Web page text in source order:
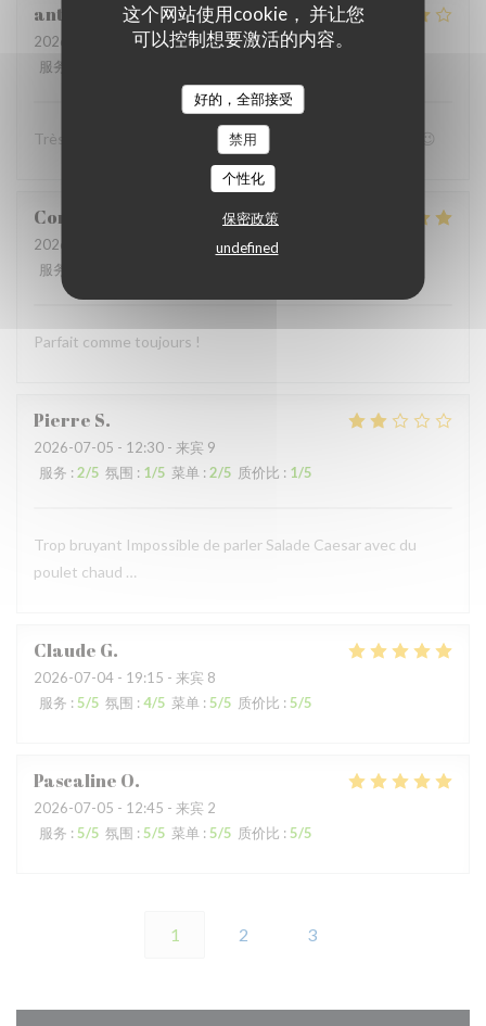
这个网站使用cookie， 并让您
可以控制想要激活的内容。
好的，全部接受
禁用
个性化
保密政策
undefined
anthony
2026-07-05
- 19:00 - 来宾 4
服务
Très bon accueil et patron super sympa Personnel au top😉
Coralie
2026-07-05
服务
Parfait comme toujours !
Pierre S
2026-07-05 - 12:30 - 来宾 9
服务 : 2/5 氛围 : 1/5 菜单 : 2/5 质价比 : 1/5
Trop bruyant Impossible de parler Salade Caesar avec du
poulet chaud …
Claude G
2026-07-04 - 19:15 - 来宾 8
服务 : 5/5 氛围 : 4/5 菜单 : 5/5 质价比 : 5/5
Pascaline O
2026-07-05 - 12:45 - 来宾 2
服务 : 5/5 氛围 : 5/5 菜单 : 5/5 质价比 : 5/5
1 2 3